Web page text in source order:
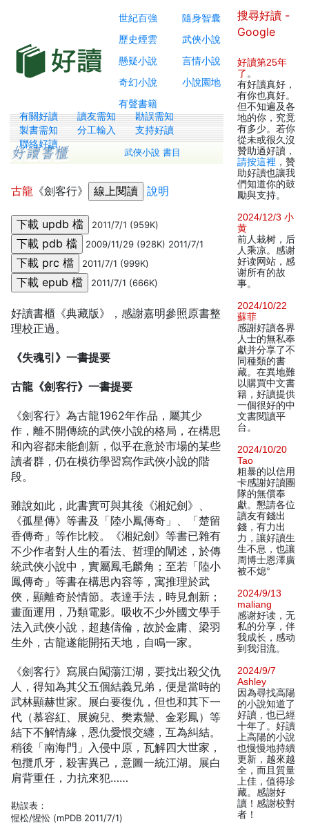
世紀百強
隨身智囊
歷史煙雲
武俠小說
懸疑小說
言情小說
奇幻小說
小說園地
有聲書籍
有關好讀 讀友需知
勘誤需知
製書需知
分工輸入
支持好讀
聯絡好讀
武俠小說 書目
古龍 《劍客行》 說明
2011/7/1 (959K)
2009/11/29 (928K) 2011/7/1
2011/7/1 (999K)
2011/7/1 (666K)
好讀書櫃《典藏版》，感謝嘉明參照原書整
理校正過。
《失魂引》一書提要
古龍《劍客行》一書提要
《劍客行》為古龍1962年作品，屬其少
作，離不開傳統的武俠小說的格局，在構思
和內容都未能創新，似乎在意於市場的某些
讀者群，仍在模彷學習寫作武俠小說的階
段。
雖說如此，此書實可與其後《湘妃劍》、
《孤星傳》等書及「陸小鳳傳奇」、「楚留
香傳奇」等作比較。《湘妃劍》等書已雜有
不少作者對人生的看法、哲理的闡述，於傳
統武俠小說中，實屬鳳毛麟角；至若「陸小
鳳傳奇」等書在構思內容等，寓推理於武
俠，顯離奇於情節。表達手法，時見創新；
畫面運用，乃類電影。吸收不少外國文學手
法入武俠小說，超越儔倫，故於金庸、梁羽
生外，古龍遂能開拓天地，自鳴一家。
《劍客行》寫展白闖蕩江湖，要找出殺父仇
人，得知為其父五個結義兄弟，便是當時的
武林顯赫世家。展白要復仇，但也和其下一
代（慕容紅、展婉兒、樊素鸞、金彩鳳）等
結下不解情緣，恩仇愛恨交纏，互為糾結。
稍後「南海門」入侵中原，瓦解四大世家，
包攬爪牙，殺害異己，意圖一統江湖。展白
肩背重任，力抗來犯……
勘誤表：
惺松/惺忪 (mPDB 2011/7/1)
搜尋好讀 -
Google
好讀第25年
了 。
有好讀真好，
有你也真好。
但不知遍及各
地的你，究竟
有多少。若你
從未或很久沒
贊助過好讀，
請按這裡 ，贊
助好讀也讓我
們知道你的鼓
勵與支持。
2024/12/3 小
黄
前人栽树，后
人乘凉。感谢
好读网站，感
谢所有的故
事。
2024/10/22
蘇菲
感謝好讀各界
人士的無私奉
獻并分享了不
同種類的書
藏。在異地難
以購買中文書
籍，好讀提供
一個很好的中
文書閱讀平
台。
2024/10/20
Tao
粗暴的以信用
卡感謝好讀團
隊的無償奉
獻。懇請各位
讀友有錢出
錢，有力出
力，讓好讀生
生不息，也讓
周博士恩澤廣
被不熄°
2024/9/13
maliang
感谢好读，无
私的分享，伴
我成长，感动
到我泪流。
2024/9/7
Ashley
因為尋找高陽
的小說知道了
好讀，也已經
十年了。好讀
上高陽的小說
也慢慢地持續
更新，越來越
全，而且質量
上佳，值得珍
藏。感謝好
讀！感謝校對
者！